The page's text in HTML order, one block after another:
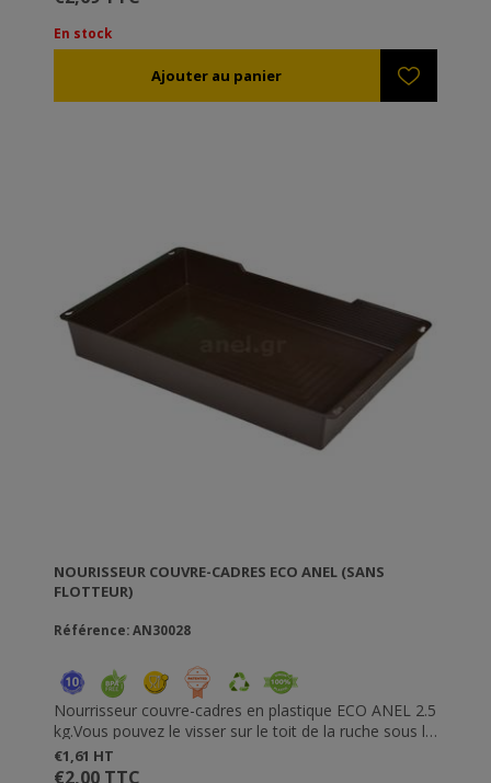
avoir besoin d'un flotteur (ref.AN30029) ou d'un
morceau de bois, d'un filet etc. afin d'éviter que les
abeilles se noient.
En stock
NOURISSEUR COUVRE-CADRES ECO ANEL (SANS
FLOTTEUR)
Référence: AN30028
Nourrisseur couvre-cadres en plastique ECO ANEL 2.5
kg.Vous pouvez le visser sur le toit de la ruche sous le
bouchon du nourisseur ou vous pouvez simplement
le placer sur les cadres. Simple à utiliser, vous allez
€1,61 HT
€2,00 TTC